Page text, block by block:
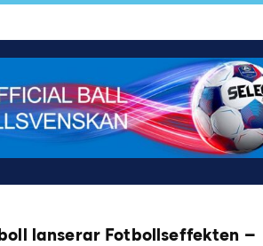
lanserar Fotbollseffekten –